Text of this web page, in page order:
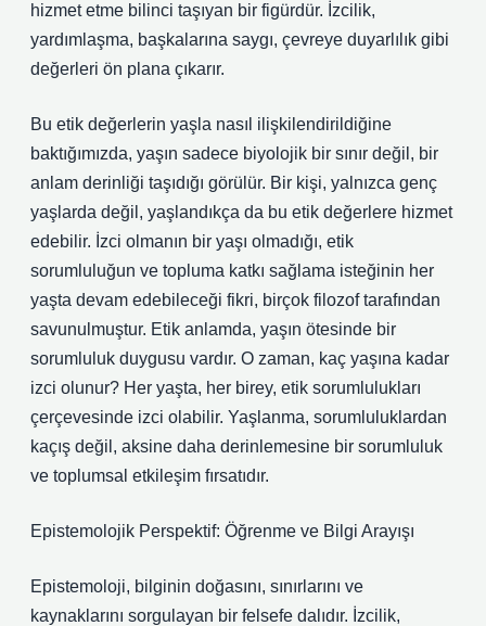
hizmet etme bilinci taşıyan bir figürdür. İzcilik,
yardımlaşma, başkalarına saygı, çevreye duyarlılık gibi
değerleri ön plana çıkarır.
Bu etik değerlerin yaşla nasıl ilişkilendirildiğine
baktığımızda, yaşın sadece biyolojik bir sınır değil, bir
anlam derinliği taşıdığı görülür. Bir kişi, yalnızca genç
yaşlarda değil, yaşlandıkça da bu etik değerlere hizmet
edebilir. İzci olmanın bir yaşı olmadığı, etik
sorumluluğun ve topluma katkı sağlama isteğinin her
yaşta devam edebileceği fikri, birçok filozof tarafından
savunulmuştur. Etik anlamda, yaşın ötesinde bir
sorumluluk duygusu vardır. O zaman, kaç yaşına kadar
izci olunur? Her yaşta, her birey, etik sorumlulukları
çerçevesinde izci olabilir. Yaşlanma, sorumluluklardan
kaçış değil, aksine daha derinlemesine bir sorumluluk
ve toplumsal etkileşim fırsatıdır.
Epistemolojik Perspektif: Öğrenme ve Bilgi Arayışı
Epistemoloji, bilginin doğasını, sınırlarını ve
kaynaklarını sorgulayan bir felsefe dalıdır. İzcilik,